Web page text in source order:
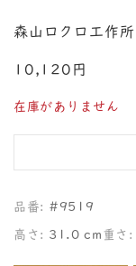
森山ロクロ工作所
10,120円
在庫がありません
品番: #9519
高さ: 31.0 cm 重さ: